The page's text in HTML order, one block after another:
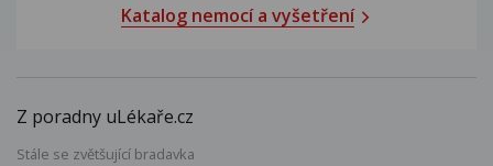
Katalog nemocí a vyšetření
Z poradny uLékaře.cz
Stále se zvětšující bradavka